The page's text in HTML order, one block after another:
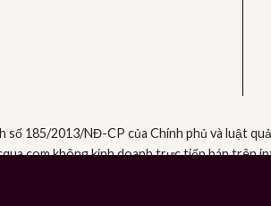
số 185/2013/NĐ-CP của Chính phủ và luật
không kinh doanh trực tiếp bán trên